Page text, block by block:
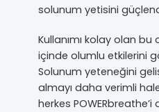
solunum yetisini
Kullanımı kolay olan
içinde olumlu etkilerini
Solunum yeteneğini
almayı daha verimli
herkes POWERbreathe’i